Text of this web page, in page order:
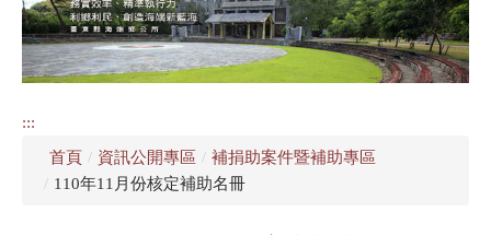
認識海端
公所介紹
資訊公開專區
:::
首頁 / 資訊公開專區 / 補捐助案件暨補助專區
/ 110年11月份核定補助名冊